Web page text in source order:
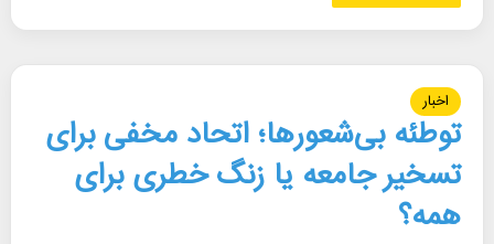
اخبار
توطئه بی‌شعورها؛ اتحاد مخفی برای
تسخیر جامعه یا زنگ خطری برای
همه؟